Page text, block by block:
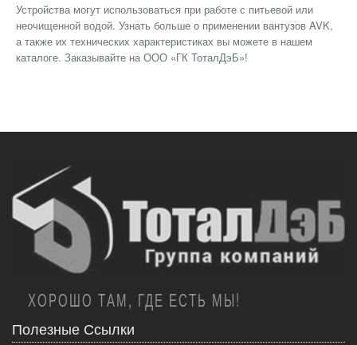
Устройства могут использоваться при работе с питьевой или
неочищенной водой. Узнать больше о применении вантузов AVK,
а также их технических характеристиках вы можете в нашем
каталоге. Заказывайте на ООО «ГК ТоталДэБ»!
ХОРОШО ТАМ, ГДЕ ЕСТЬ МЫ!
Полезные Ссылки